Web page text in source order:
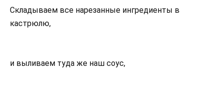
Складываем все нарезанные ингредиенты в
кастрюлю,
и выливаем туда же наш соус,